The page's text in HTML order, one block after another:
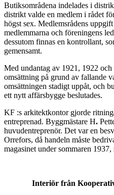
Butiksområdena indelades i
distrikt valde en medlem i rådet
högst sex. Medlemsrådens
medlemmarna och föreningens
dessutom finnas en kontrollant,
gemensamt.
Med undantag av 1921, 1922
omsättning på grund av fallande
omsättningen stadigt uppåt, och
ett nytt affärsbygge beslutades.
KF :s arkitektkontor gjorde
entreprenad. Byggmästare H.
huvudentreprenör. Det var en
Orrefors, då handeln måste
magasinet under sommaren 1937,
Interiör från